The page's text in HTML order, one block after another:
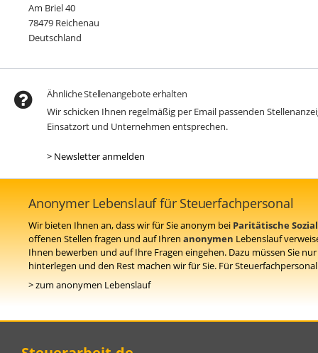
Am Briel 40
78479 Reichenau
Deutschland
Ähnliche Stellenangebote erhalten
Wir schicken Ihnen regelmäßig per Email passenden
Einsatzort und Unternehmen entsprechen.
> Newsletter anmelden
Anonymer Lebenslauf für Steuerfachpersonal
Wir bieten Ihnen an, dass wir für Sie anonym bei Paritätische
offenen Stellen fragen und auf Ihren anonymen Lebenslauf
Ihnen bewerben und auf Ihre Fragen eingehen. Dazu müssen Sie
hinterlegen und den Rest machen wir für Sie. Für
> zum anonymen Lebenslauf